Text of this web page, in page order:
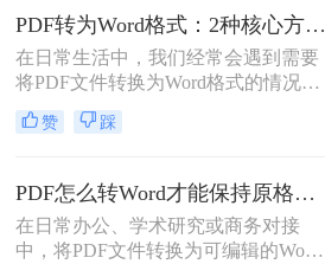
最适合自己的转换方式。
PDF转为Word格式：2种核心方法的适用场景和操作差异！
在日常生活中，我们经常会遇到需要
将PDF文件转换为Word格式的情况，
以便于编辑和修改文件内容。那么如
何将pdf转为word格式呢？本文将介绍
赞 踩
PDF怎么转Word才能保持原格式不变/版式不乱？3种专业有效方法全解析！
在日常办公、学术研究或商务对接
中，将PDF文件转换为可编辑的Word